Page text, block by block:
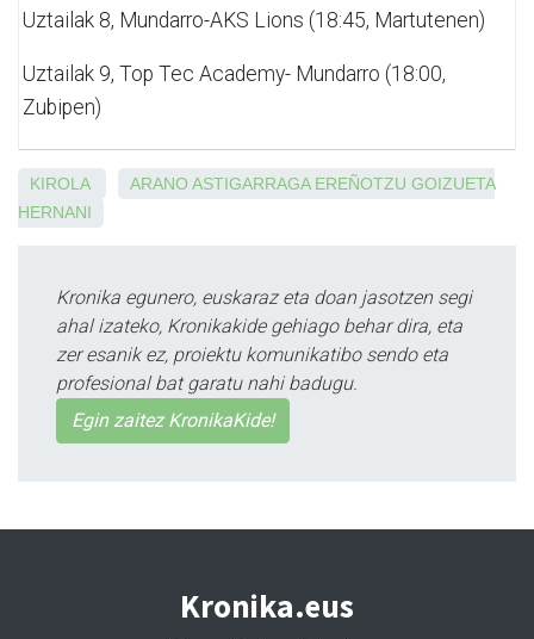
Uztailak 8, Mundarro-AKS Lions (18:45, Martutenen)
Uztailak 9, Top Tec Academy- Mundarro (18:00,
Zubipen)
KIROLA ARANO ASTIGARRAGA EREÑOTZU GOIZUETA
HERNANI
Kronika egunero, euskaraz eta doan jasotzen segi
ahal izateko, Kronikakide gehiago behar dira, eta
zer esanik ez, proiektu komunikatibo sendo eta
profesional bat garatu nahi badugu.
Egin zaitez KronikaKide!
Kronika.eus